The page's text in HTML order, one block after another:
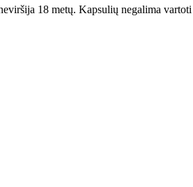
18 metų. Kapsulių negalima